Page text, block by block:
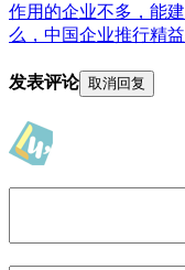
作用的企业不多，能
么，中国企业推行精
发表评论 取消回复